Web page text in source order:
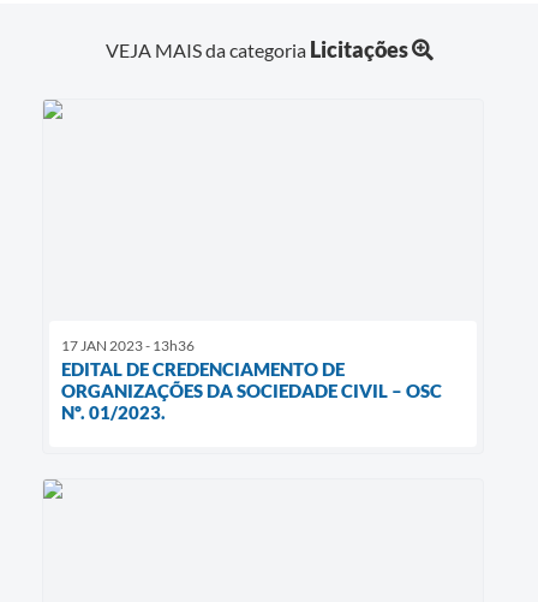
VEJA MAIS da categoria Licitações
17 JAN 2023 - 13h36
EDITAL DE CREDENCIAMENTO DE
ORGANIZAÇÕES DA SOCIEDADE CIVIL – OSC
Nº. 01/2023.